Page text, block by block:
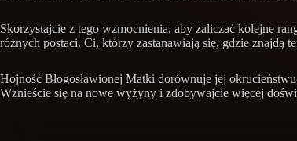
Skorzystajcie z tego wzmocnienia, aby zaliczać kolejne
różnych postaci. Ci, którzy zastanawiają się, gdzie znajdą
Hojność Błogosławionej Matki dorównuje jej
Wznieście się na nowe wyżyny i zdobywajcie więcej